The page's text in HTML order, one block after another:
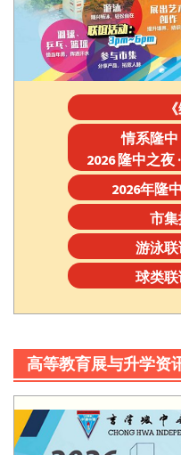
情系隆中
2026 隆中之夜
2026年隆
市
游泳
球类
高等教育展与升学资